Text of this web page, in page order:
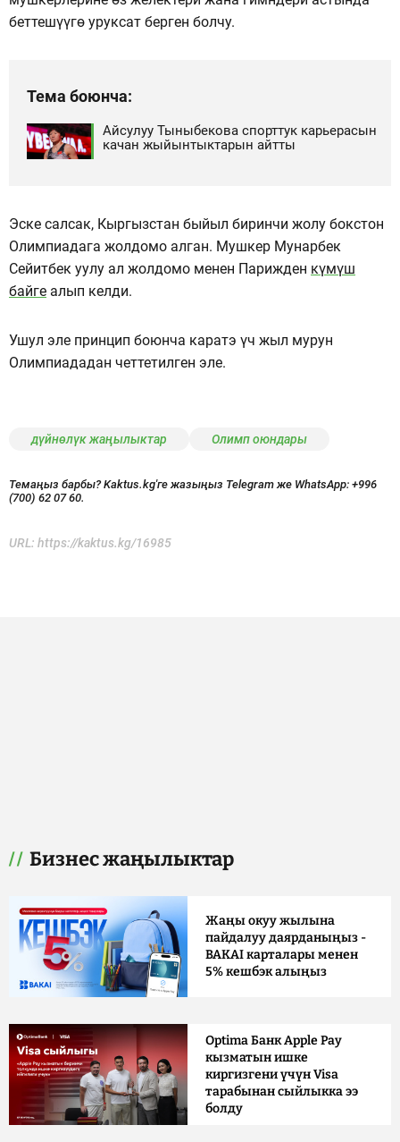
беттешүүгө уруксат берген болчу.
Тема боюнча:
Айсулуу Тыныбекова спорттук карьерасын
качан жыйынтыктарын айтты
Эске салсак, Кыргызстан быйыл биринчи жолу бокстон
Олимпиадага жолдомо алган. Мушкер Мунарбек
Сейитбек уулу ал жолдомо менен Парижден күмүш
байге алып келди.
Ушул эле принцип боюнча каратэ үч жыл мурун
Олимпиададан четтетилген эле.
дүйнөлүк жаңылыктар Олимп оюндары
Темаңыз барбы? Kaktus.kg'ге жазыңыз Telegram же WhatsApp: +996
(700) 62 07 60.
URL: https://kaktus.kg/16985
Бизнес жаңылыктар
Жаңы окуу жылына
пайдалуу даярданыңыз -
BAKAI карталары менен
5% кешбэк алыңыз
Optima Банк Apple Pay
кызматын ишке
киргизгени үчүн Visa
тарабынан сыйлыкка ээ
болду